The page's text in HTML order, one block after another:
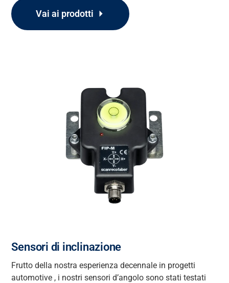
Vai ai prodotti
Sensori di inclinazione
Frutto della nostra esperienza decennale in progetti
automotive , i nostri sensori d’angolosono stati testati